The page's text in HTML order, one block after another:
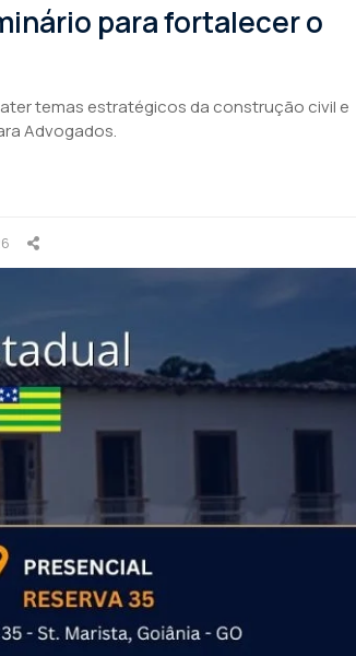
para fortalecer o
temas estratégicos da construção civil e
Advogados.